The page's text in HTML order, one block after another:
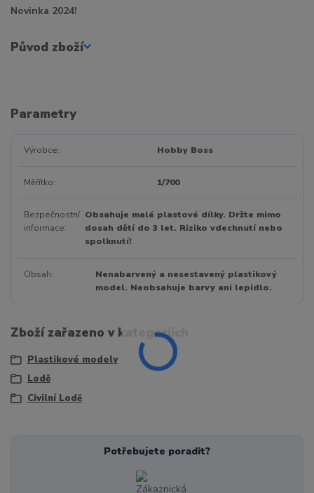
Novinka 2024!
Původ zboží
Parametry
Výrobce Hobby Boss
Měřítko 1/700
Bezpečnostní
informace
Obsahuje malé plastové dílky. Držte mimo
dosah dětí do 3 let. Riziko vdechnutí nebo
spolknutí!
Obsah
Nenabarvený a nesestavený plastikový
model. Neobsahuje barvy ani lepidlo.
Zboží zařazeno v kategoriích
Plastikové modely
Lodě
Civilní Lodě
Potřebujete poradit?